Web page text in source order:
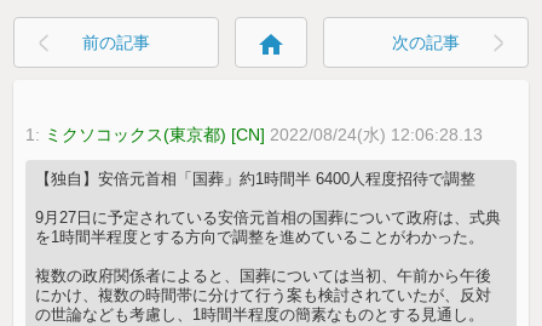
前の記事 home 次の記事
1: ミクソコックス(東京都) [CN] 2022/08/24(水) 12:06:28.13
【独自】安倍元首相「国葬」約1時間半 6400人程度招待で調整
9月27日に予定されている安倍元首相の国葬について政府は、式典
を1時間半程度とする方向で調整を進めていることがわかった。
複数の政府関係者によると、国葬については当初、午前から午後
にかけ、複数の時間帯に分けて行う案も検討されていたが、反対
の世論なども考慮し、1時間半程度の簡素なものとする見通し。